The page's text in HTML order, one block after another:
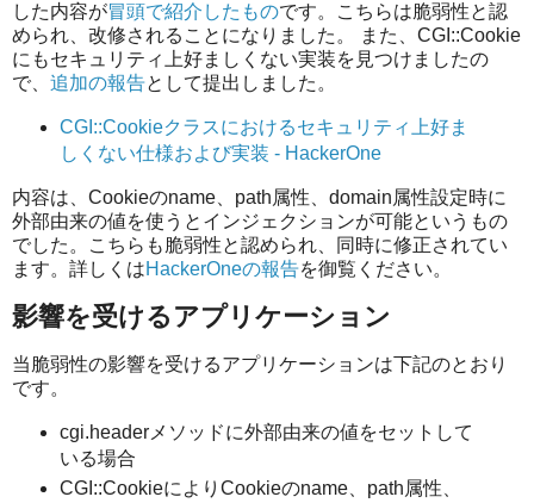
した内容が冒頭で紹介したものです。こちらは脆弱性と認
められ、改修されることになりました。 また、CGI::Cookie
にもセキュリティ上好ましくない実装を見つけましたの
で、 追加の報告として提出しました。
CGI::Cookieクラスにおけるセキュリティ上好ま
しくない仕様および実装 - HackerOne
内容は、Cookieのname、path属性、domain属性設定時に
外部由来の値を使うとインジェクションが可能というもの
でした。こちらも脆弱性と認められ、同時に修正されてい
ます。詳しくはHackerOneの報告を御覧ください。
影響を受けるアプリケーション
当脆弱性の影響を受けるアプリケーションは下記のとおり
です。
cgi.headerメソッドに外部由来の値をセットして
いる場合
CGI::CookieによりCookieのname、path属性、